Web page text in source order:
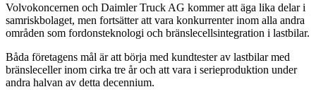
Volvokoncernen och Daimler Truck AG kommer att äga lika delar i
samriskbolaget, men fortsätter att vara konkurrenter inom alla andra
områden som fordonsteknologi och bränslecellsintegration i lastbilar.
Båda företagens mål är att börja med kundtester av lastbilar med
bränsleceller inom cirka tre år och att vara i serieproduktion under
andra halvan av detta decennium.